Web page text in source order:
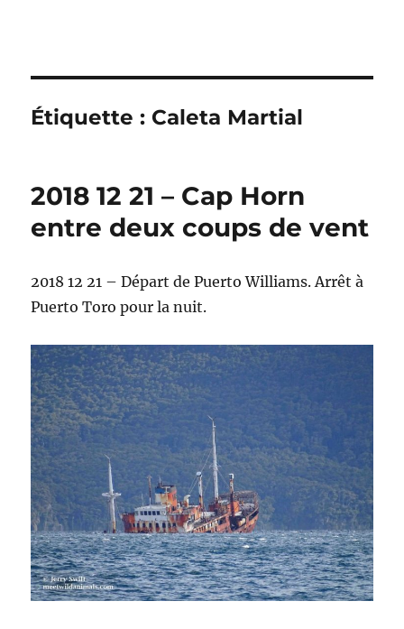
Étiquette : Caleta Martial
2018 12 21 – Cap Horn
entre deux coups de vent
2018 12 21 – Départ de Puerto Williams. Arrêt à
Puerto Toro pour la nuit.